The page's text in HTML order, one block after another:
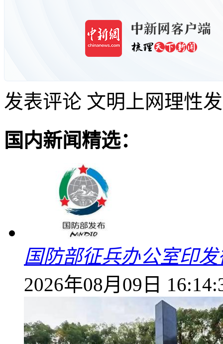
发表评论 文明上网理性
国内新闻精选：
国防部征兵办公室印
2026年08月09日